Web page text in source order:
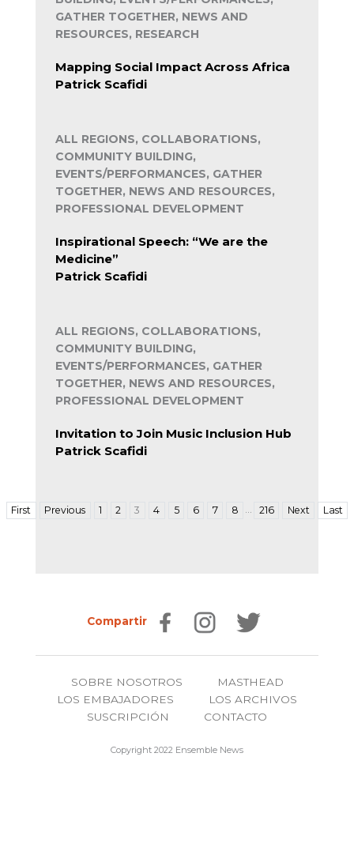
GATHER TOGETHER, NEWS AND
RESOURCES, RESEARCH
Mapping Social Impact Across Africa
Patrick Scafidi
ALL REGIONS, COLLABORATIONS,
COMMUNITY BUILDING,
EVENTS/PERFORMANCES, GATHER
TOGETHER, NEWS AND RESOURCES,
PROFESSIONAL DEVELOPMENT
Inspirational Speech: “We are the
Medicine”
Patrick Scafidi
ALL REGIONS, COLLABORATIONS,
COMMUNITY BUILDING,
EVENTS/PERFORMANCES, GATHER
TOGETHER, NEWS AND RESOURCES,
PROFESSIONAL DEVELOPMENT
Invitation to Join Music Inclusion Hub
Patrick Scafidi
First Previous 1 2 3 4 5 6 7 8 … 216 Next Last
Compartir
SOBRE NOSOTROS
MASTHEAD
LOS EMBAJADORES
LOS ARCHIVOS
SUSCRIPCIÓN
CONTACTO
Copyright 2022 Ensemble News